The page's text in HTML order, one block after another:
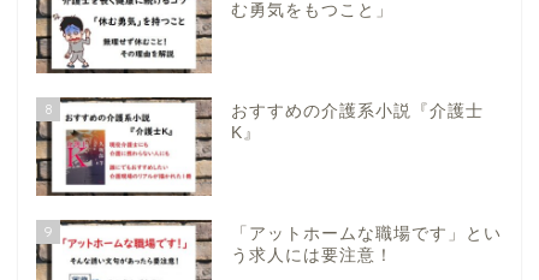
む勇気をもつこと」
8
おすすめの介護系小説『介護士
K』
9
「アットホームな職場です」とい
う求人には要注意！